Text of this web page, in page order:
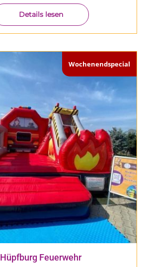
Details lesen
Wochenendspecial
Hüpfburg Feuerwehr